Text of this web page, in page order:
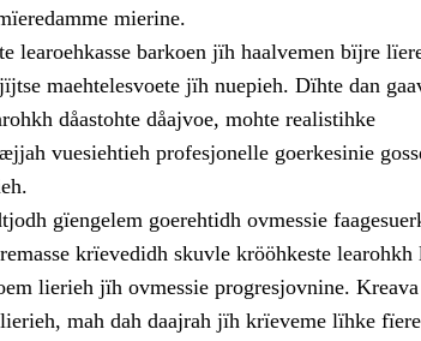
mierine.
learoehkasse barkoen jïh haalvemen bïjre
maehtelesvoete jïh nuepieh. Dïhte dan
dåastohte dåajvoe, mohte realistihke
vuesiehtieh profesjonelle goerkesinie
gïengelem goerehtidh ovmessie
krïevedidh skuvle krööhkeste learohkh
lierieh jïh ovmessie progresjovnine. Kreava
mah dah daajrah jïh krïeveme lïhke